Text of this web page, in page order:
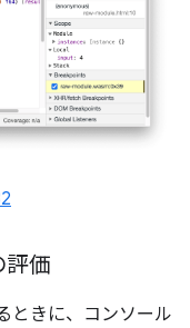
評価
ときに、コンソール